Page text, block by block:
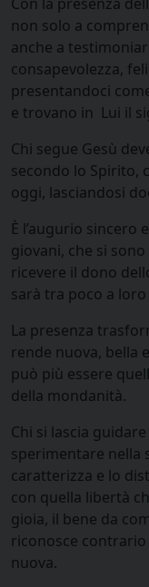
non solo a
anche a
consapevolezza,
presentandoci
e trovano in Lui il
Chi segue Gesù
secondo lo Spirito,
oggi, lasciandosi
È l’augurio
giovani, che si
ricevere il dono
sarà tra poco a
La presenza
rende nuova, bella
può più essere
della mondanità.
Chi si lascia
sperimentare nella
caratterizza e lo
con quella libertà
gioia, il bene da
riconosce contrario
nuova.